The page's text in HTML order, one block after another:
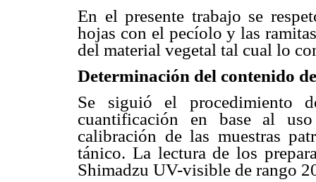
En el presente trabajo se
hojas con el pecíolo y las
del material vegetal tal cual lo
Determinación del contenido
Se siguió el procedimiento
cuantificación en base al
calibración de las muestras
tánico. La lectura de los
Shimadzu UV-visible de rango